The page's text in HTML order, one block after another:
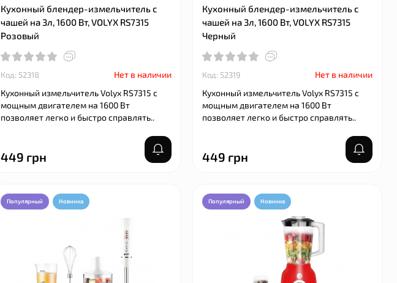
Кухонный блендер-измельчитель с
чашей на 3л, 1600 Вт, VOLYX RS7315
Розовый
Код: 52318
Нет в наличии
Кухонный измельчитель Volyx RS7315 с
мощным двигателем на 1600 Вт
позволяет легко и быстро справлять..
449 грн
Кухонный блендер-измельчитель с
чашей на 3л, 1600 Вт, VOLYX RS7315
Черный
Код: 52319
Нет в наличии
Кухонный измельчитель Volyx RS7315 с
мощным двигателем на 1600 Вт
позволяет легко и быстро справлять..
449 грн
Популярный Новинка Популярный Новинка